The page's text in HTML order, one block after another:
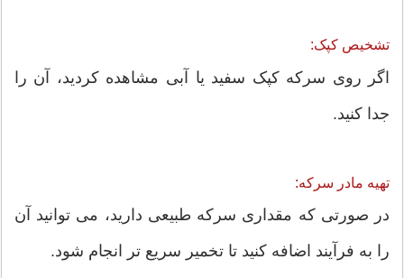
تشخیص کپک:
اگر روی سرکه کپک سفید یا آبی مشاهده کردید، آن را
جدا کنید.
تهیه مادر سرکه:
در صورتی که مقداری سرکه طبیعی دارید، می توانید آن
را به فرآیند اضافه کنید تا تخمیر سریع تر انجام شود.